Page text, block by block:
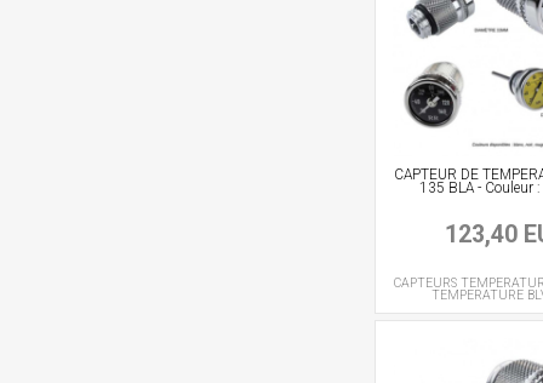
CAPTEUR DE
135 BLA - Couleur
123,40
CAPTEURS
TEMPERATURE